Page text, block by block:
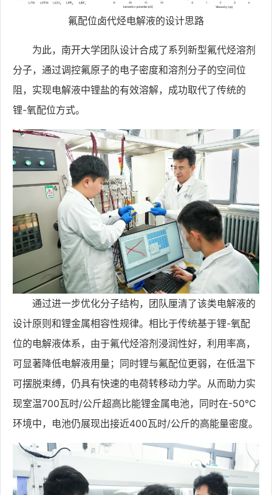
氟配位卤代烃电解液的设计思路
为此，南开大学团队设计合成了系列新型氟代烃溶剂
分子，通过调控氟原子的电子密度和溶剂分子的空间位
阻，实现电解液中锂盐的有效溶解，成功取代了传统的
锂-氧配位方式。
通过进一步优化分子结构，团队厘清了该类电解液的
设计原则和锂金属相容性规律。相比于传统基于锂-氧配
位的电解液体系，由于氟代烃溶剂浸润性好， 利用率高，
可显著降低电解液用量 ；同时锂与氟配位更弱，在低温下
可摆脱束缚，仍具有快速的电荷转移动力学。从而助力实
现室温700瓦时/公斤超高比能锂金属电池， 同时在-50℃
环境中， 电池仍展现出接近400瓦时/公斤的高能量密度。